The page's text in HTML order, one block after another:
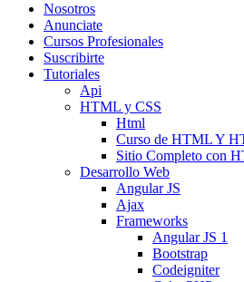
Nosotros
Anunciate
Cursos Profesionales
Suscribirte
Tutoriales
Api
HTML y CSS
Html
Curso de HTML Y
Sitio Completo con
Desarrollo Web
Angular JS
Ajax
Frameworks
Angular JS 1
Bootstrap
Codeigniter